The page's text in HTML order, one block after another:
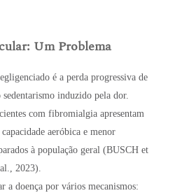
Um Problema
é a perda progressiva de
sedentarismo induzido pela dor.
com fibromialgia apresentam
aeróbica e menor
à população geral (BUSCH et
2023).
a doença por vários mecanismos: